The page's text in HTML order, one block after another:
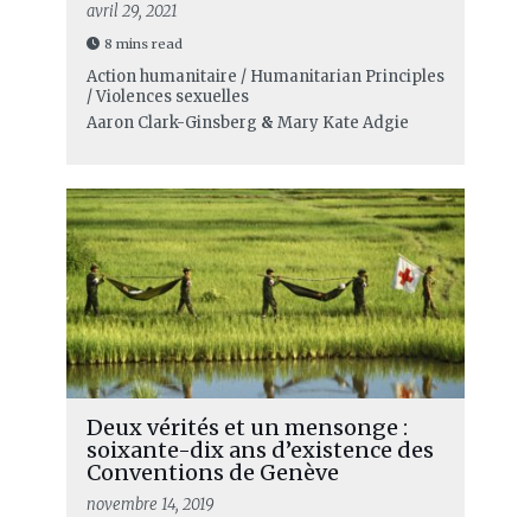
avril 29, 2021
8 mins read
Action humanitaire / Humanitarian Principles
/ Violences sexuelles
Aaron Clark-Ginsberg & Mary Kate Adgie
Deux vérités et un mensonge :
soixante-dix ans d’existence des
Conventions de Genève
novembre 14, 2019